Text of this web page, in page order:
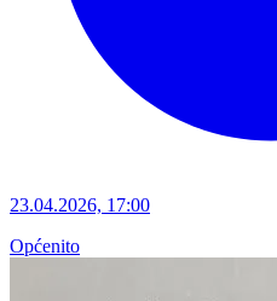
23.04.2026, 17:00
Općenito